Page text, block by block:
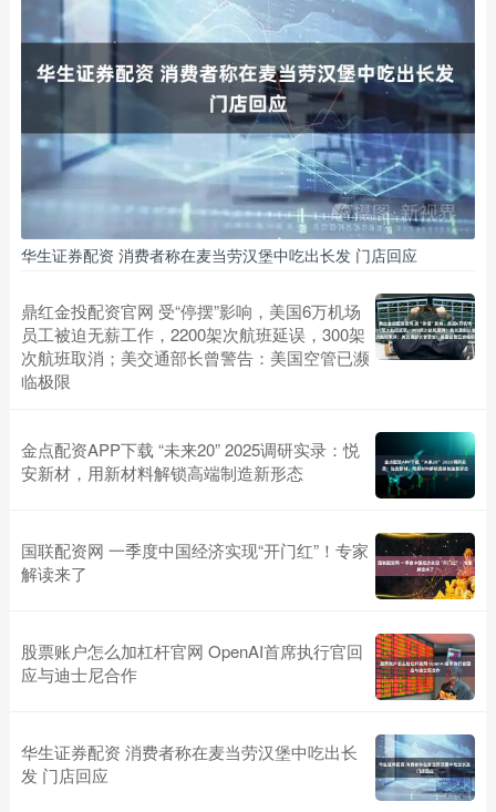
华生证券配资 消费者称在麦当劳汉堡中吃出长发 门店回应
鼎红金投配资官网 受“停摆”影响，美国6万机场
员工被迫无薪工作，2200架次航班延误，300架
次航班取消；美交通部长曾警告：美国空管已濒
临极限
金点配资APP下载 “未来20” 2025调研实录：悦
安新材，用新材料解锁高端制造新形态
国联配资网 一季度中国经济实现“开门红”！专家
解读来了
股票账户怎么加杠杆官网 OpenAI首席执行官回
应与迪士尼合作
华生证券配资 消费者称在麦当劳汉堡中吃出长
发 门店回应